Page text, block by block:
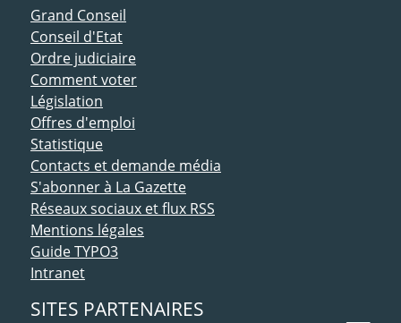
ACCÈS DIRECT
Grand Conseil
Conseil d'Etat
Ordre judiciaire
Comment voter
Législation
Offres d'emploi
Statistique
Contacts et demande média
S'abonner à La Gazette
Réseaux sociaux et flux RSS
Mentions légales
Guide TYPO3
Intranet
SITES PARTENAIRES